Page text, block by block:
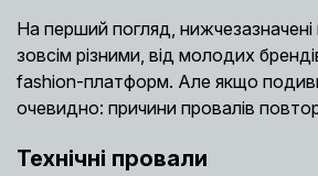
На перший погляд,
зовсім різними, від молодих
fashion-платформ. Але якщо
очевидно: причини провалів
Технічні провали